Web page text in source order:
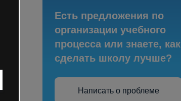
Есть предложения по
организации учебного
процесса или знаете, как
сделать школу лучше?
Написать о проблеме